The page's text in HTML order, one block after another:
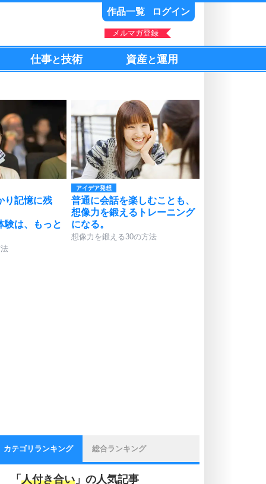
作品一覧 ログイン
メルマガ登録
仕事と技術 資産と運用
り記憶に残
験は、もっと
アイデア発想
普通に会話を楽しむことも、
想像力を鍛えるトレーニング
になる。
想像力を鍛える30の方法
カテゴリランキング 総合ランキング
「 人付き合い 」の人気記事